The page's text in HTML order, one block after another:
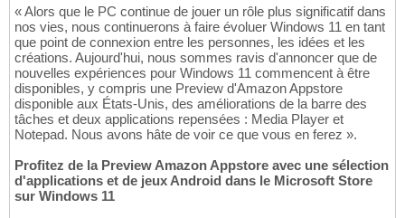
« Alors que le PC continue de jouer un rôle plus significatif dans
nos vies, nous continuerons à faire évoluer Windows 11 en tant
que point de connexion entre les personnes, les idées et les
créations. Aujourd'hui, nous sommes ravis d'annoncer que de
nouvelles expériences pour Windows 11 commencent à être
disponibles, y compris une Preview d'Amazon Appstore
disponible aux États-Unis, des améliorations de la barre des
tâches et deux applications repensées : Media Player et
Notepad. Nous avons hâte de voir ce que vous en ferez ».
Profitez de la Preview Amazon Appstore avec une sélection
d'applications et de jeux Android dans le Microsoft Store
sur Windows 11